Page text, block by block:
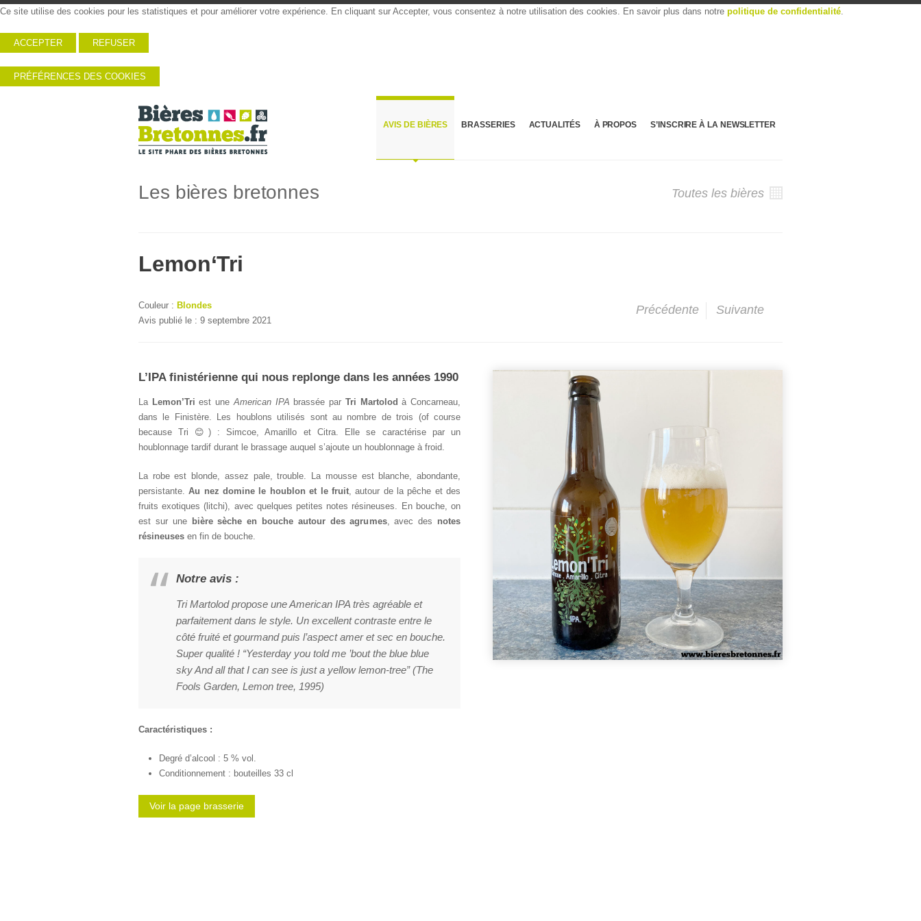
Ce site utilise des cookies pour les statistiques et pour améliorer votre expérience. En cliquant sur Accepter, vous consentez à notre utilisation des cookies. En savoir plus dans notre politique de confidentialité.
ACCEPTER REFUSER
PRÉFÉRENCES DES COOKIES
AVIS DE BIÈRES BRASSERIES ACTUALITÉS À PROPOS S’INSCRIRE À LA NEWSLETTER
Les bières bretonnes Toutes les bières
Lemon‘Tri
Couleur : Blondes
Avis publié le : 9 septembre 2021
Précédente Suivante
L’IPA finistérienne qui nous replonge dans les années 1990
La Lemon’Tri est uneAmerican IPA brassée par Tri Martolod à Concarneau,
dans le Finistère. Les houblons utilisés sont au nombre de trois (of course
because Tri 😊) : Simcoe, Amarillo et Citra. Elle se caractérise par un
houblonnage tardif durant le brassage auquel s’ajoute un houblonnage à froid.
La robe est blonde, assez pale, trouble. La mousse est blanche, abondante,
persistante.Au nez domine le houblon et le fruit, autour de la pêche et des
fruits exotiques (litchi), avec quelques petites notes résineuses. En bouche, on
est sur une bière sèche en bouche autour des agrumes, avec des notes
résineuses en fin de bouche.
Notre avis :
Tri Martolod propose une American IPA très agréable et
parfaitement dans le style. Un excellent contraste entre le
côté fruité et gourmand puis l’aspect amer et sec en bouche.
Super qualité ! “Yesterday you told me ’bout the blue blue
sky And all that I can see is just a yellow lemon-tree” (The
Fools Garden, Lemon tree, 1995)
Caractéristiques :
Degré d’alcool : 5 % vol.
Conditionnement : bouteilles 33 cl
Voir la page brasserie